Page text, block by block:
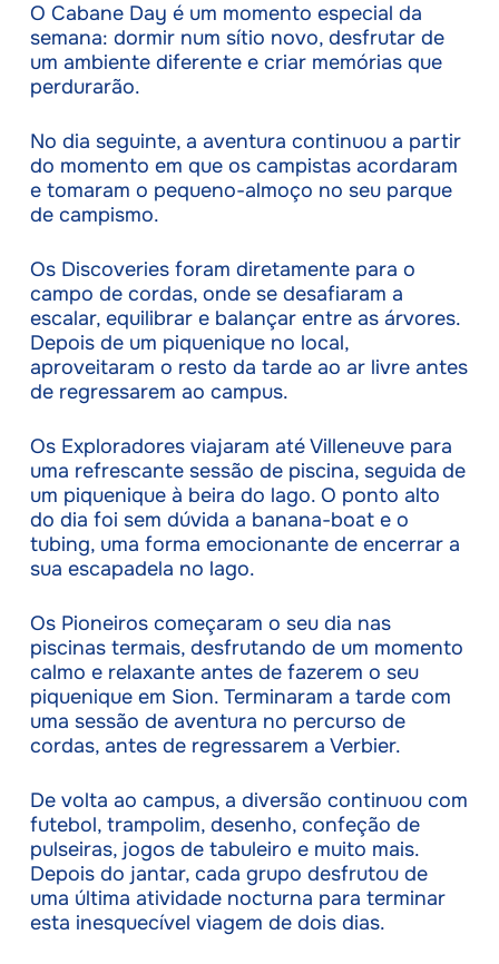
O Cabane Day é um momento especial da
semana: dormir num sítio novo, desfrutar de
um ambiente diferente e criar memórias que
perdurarão.
No dia seguinte, a aventura continuou a partir
do momento em que os campistas acordaram
e tomaram o pequeno-almoço no seu parque
de campismo.
Os Discoveries foram diretamente para o
campo de cordas, onde se desafiaram a
escalar, equilibrar e balançar entre as árvores.
Depois de um piquenique no local,
aproveitaram o resto da tarde ao ar livre antes
de regressarem ao campus.
Os Exploradores viajaram até Villeneuve para
uma refrescante sessão de piscina, seguida de
um piquenique à beira do lago. O ponto alto
do dia foi sem dúvida a banana-boat e o
tubing, uma forma emocionante de encerrar a
sua escapadela no lago.
Os Pioneiros começaram o seu dia nas
piscinas termais, desfrutando de um momento
calmo e relaxante antes de fazerem o seu
piquenique em Sion. Terminaram a tarde com
uma sessão de aventura no percurso de
cordas, antes de regressarem a Verbier.
De volta ao campus, a diversão continuou com
futebol, trampolim, desenho, confeção de
pulseiras, jogos de tabuleiro e muito mais.
Depois do jantar, cada grupo desfrutou de
uma última atividade nocturna para terminar
esta inesquecível viagem de dois dias.